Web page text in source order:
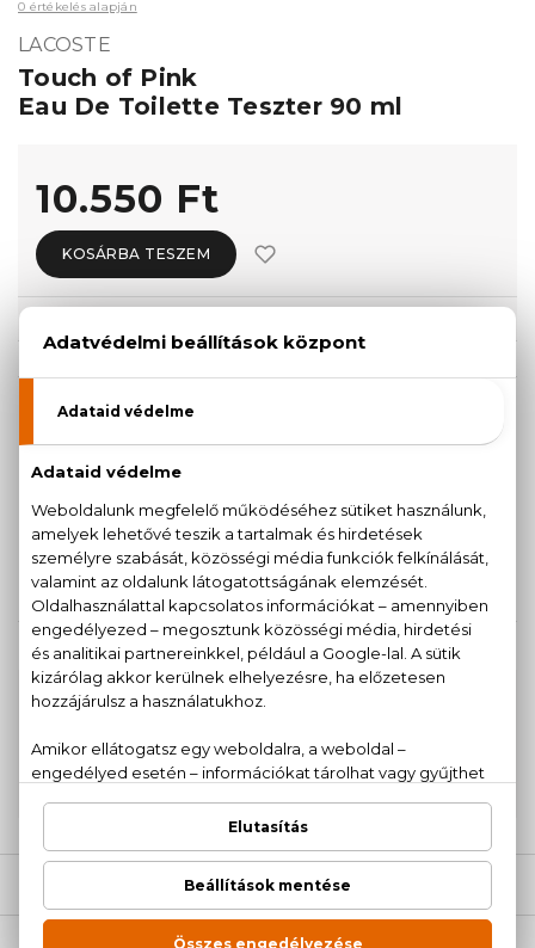
0 értékelés alapján
LACOSTE
Touch of Pink
Eau De Toilette Teszter 90 ml
10.550 Ft
KOSÁRBA TESZEM
KISZERELÉS KIVÁLASZTÁSA
10.550 Ft
10.990 Ft
50 ml
13.390 Ft
90 ml
17.330 Ft
KAPCSOLÓDÓ TERMÉKEK
100% eredeti termékek,14 napos visszaküldési
Kérdésed van, elakadtál? Hívd ügyfélszolgálatunkat:
20 779 1924